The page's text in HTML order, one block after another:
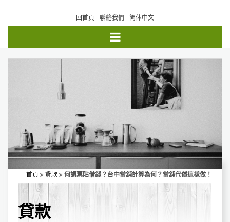
回首頁 聯絡我們 简体中文
首頁 貸款 何謂票貼借錢？台中當舖計算為何？當舖代償這樣做！
貸款